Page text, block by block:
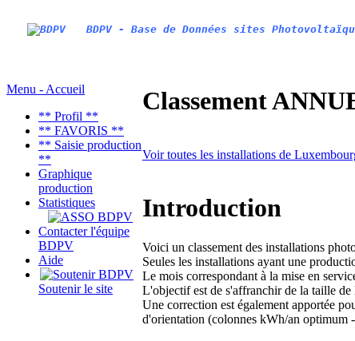
BDPV - Base de Données sites
Menu - Accueil
** Profil **
** FAVORIS **
** Saisie production
**
Graphique
production
Statistiques
Contacter l'équipe
BDPV
Aide
Soutenir le site
Classement
Voir toutes les installations de
Introduction
Voici un classement des installations
Seules les installations ayant une
Le mois correspondant à la mise en
L'objectif est de s'affranchir de la taille
Une correction est également apportée
d'orientation (colonnes kWh/an optimum